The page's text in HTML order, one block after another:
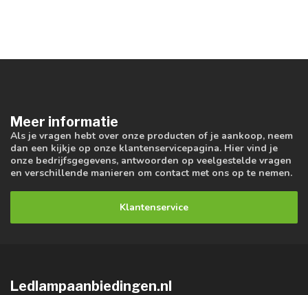
Meer informatie
Als je vragen hebt over onze producten of je aankoop, neem
dan een kijkje op onze klantenservicepagina. Hier vind je
onze bedrijfsgegevens, antwoorden op veelgestelde vragen
en verschillende manieren om contact met ons op te nemen.
Klantenservice
Ledlampaanbiedingen.nl